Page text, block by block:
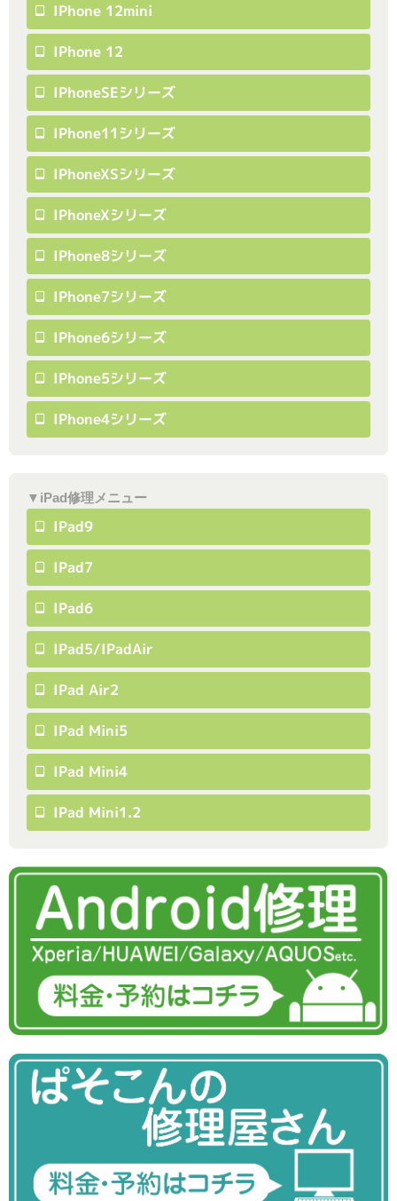
IPhone 12mini
IPhone 12
IPhoneSEシリーズ
IPhone11シリーズ
IPhoneXSシリーズ
IPhoneXシリーズ
IPhone8シリーズ
IPhone7シリーズ
IPhone6シリーズ
IPhone5シリーズ
IPhone4シリーズ
▼iPad修理メニュー
IPad9
IPad7
IPad6
IPad5/iPadAir
IPad Air2
IPad Mini5
IPad Mini4
IPad Mini1.2